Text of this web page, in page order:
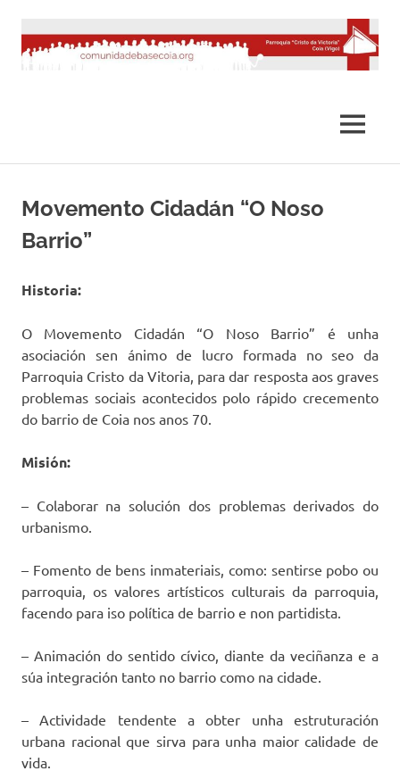
contenido
MENÚ
Movemento Cidadán “O Noso
Barrio”
Historia:
O Movemento Cidadán “O Noso Barrio” é unha
asociación sen ánimo de lucro formada no seo da
Parroquia Cristo da Vitoria, para dar resposta aos graves
problemas sociais acontecidos polo rápido crecemento
do barrio de Coia nos anos 70.
Misión:
– Colaborar na solución dos problemas derivados do
urbanismo.
– Fomento de bens inmateriais, como: sentirse pobo ou
parroquia, os valores artísticos culturais da parroquia,
facendo para iso política de barrio e non partidista.
– Animación do sentido cívico, diante da veciñanza e a
súa integración tanto no barrio como na cidade.
– Actividade tendente a obter unha estruturación
urbana racional que sirva para unha maior calidade de
vida.